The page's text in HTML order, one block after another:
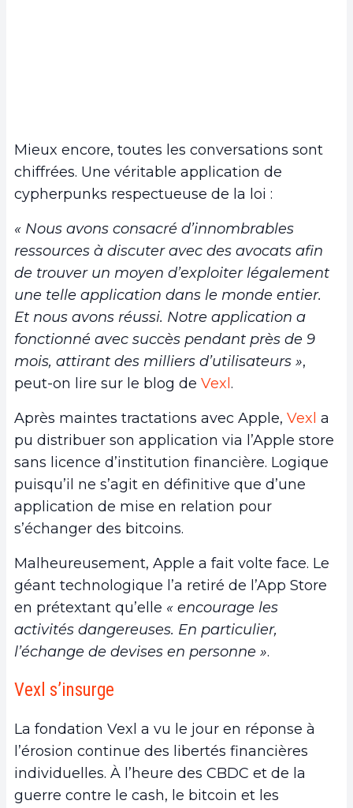
Mieux encore, toutes les conversations sont
chiffrées. Une véritable application de
cypherpunks respectueuse de la loi :
« Nous avons consacré d’innombrables
ressources à discuter avec des avocats afin
de trouver un moyen d’exploiter légalement
une telle application dans le monde entier.
Et nous avons réussi. Notre application a
fonctionné avec succès pendant près de 9
mois, attirant des milliers d’utilisateurs »,
peut-on lire sur le blog de Vexl .
Après maintes tractations avec Apple, Vexl a
pu distribuer son application via l’Apple store
sans licence d’institution financière. Logique
puisqu’il ne s’agit en définitive que d’une
application de mise en relation pour
s’échanger des bitcoins.
Malheureusement, Apple a fait volte face. Le
géant technologique l’a retiré de l’App Store
en prétextant qu’elle « encourage les
activités dangereuses. En particulier,
l’échange de devises en personne ».
Vexl s’insurge
La fondation Vexl a vu le jour en réponse à
l’érosion continue des libertés financières
individuelles. À l’heure des CBDC et de la
guerre contre le cash, le bitcoin et les